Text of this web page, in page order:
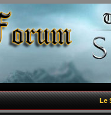
Le